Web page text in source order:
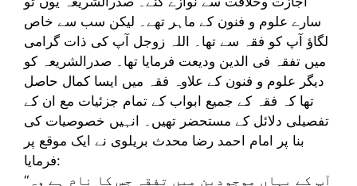
سارے علوم و فنون کے ماہر تھے۔ لیکن سب سے خاص
لگاؤ آپ کو فقہ سے تھا۔ اللہ زوجل آپ کی ذات گرامی
میں تفقہ فی الدین ودیعت فرمایا تھا۔ صدرالشریعہ کو
دیگر علوم و فنون کے علاوہ فقہ میں ایسا کمال حاصل
تھا کہ فقہ کے جمیع ابواب کے تمام جزئیات مع ان کے
تفصیلی دلائل کے مستحضر تھیں۔ انہیں خصوصیات کی
بنا پر امام احمد رضا محدث بریلوی نے ایک موقع پر
فرمایا:
“آپ کے یہاں موجودین میں تفقہ جس کا نام ہے وہ